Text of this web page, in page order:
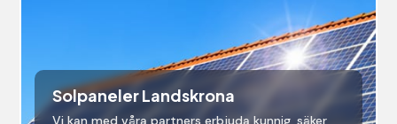
Solpaneler Landskrona
Vi kan med våra partners erbjuda kunnig, säker